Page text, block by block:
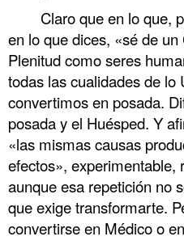
Claro que en lo que,
en lo que dices, «sé de
Plenitud como seres
todas las cualidades de lo
convertimos en posada.
posada y el Huésped. Y
«las mismas causas
efectos», experimentable,
aunque esa repetición no
que exige transformarte.
convertirse en Médico o